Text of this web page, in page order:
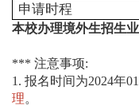
申请时程
本校办理境外生招生
*** 注意事项:
1. 报名时间为2024年
理。